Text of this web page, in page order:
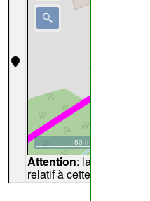
50 m
Attention: la carte peut
relatif à cette archive